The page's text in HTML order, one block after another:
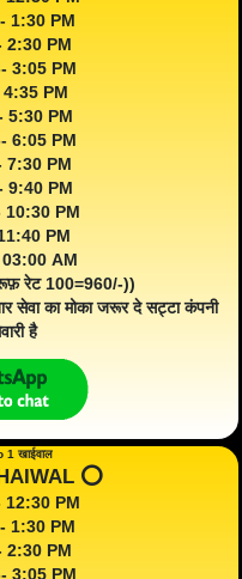
1:30 PM
2:30 PM
3:05 PM
4:35 PM
5:30 PM
6:05 PM
7:30 PM
9:40 PM
10:30 PM
PM
03:00 AM
रेट 100=960/-))
सेवा का मोका जरूर दे सट्टा कंपनी
है
1 खाईवाल
⭕️
12:30 PM
1:30 PM
2:30 PM
3:05 PM